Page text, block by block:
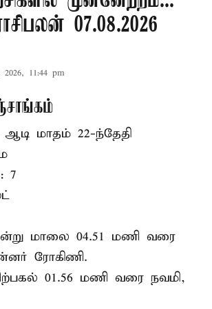
07.08.2026
11:44 pm
மாதம் 22-ந்தேதி
7
மாலை 04.51 மணி வரை
ரோகிணி.
01.56 மணி வரை நவமி,